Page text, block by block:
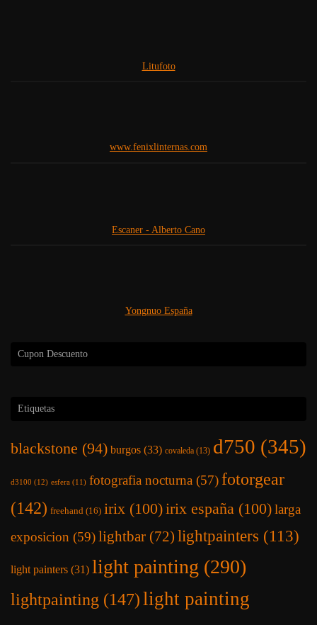
Litufoto
www.fenixlinternas.com
Escaner - Alberto Cano
Yongnuo España
Cupon Descuento
Etiquetas
blackstone (94) burgos (33) covaleda (13) d750 (345)
d3100 (12) esfera (11) fotografia nocturna (57)fotorgear
(142) freehand (16) irix (100)irix españa (100)larga
exposicion (59)lightbar (72) lightpainters (113)
light painters (31) light painting (290)
lightpainting (147)light painting